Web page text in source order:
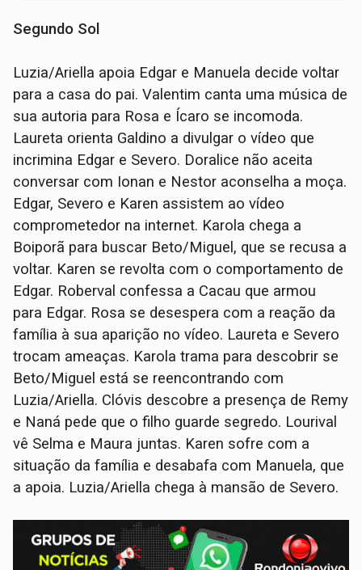
Segundo Sol
Luzia/Ariella apoia Edgar e Manuela decide voltar
para a casa do pai. Valentim canta uma música de
sua autoria para Rosa e Ícaro se incomoda.
Laureta orienta Galdino a divulgar o vídeo que
incrimina Edgar e Severo. Doralice não aceita
conversar com Ionan e Nestor aconselha a moça.
Edgar, Severo e Karen assistem ao vídeo
comprometedor na internet. Karola chega a
Boiporã para buscar Beto/Miguel, que se recusa a
voltar. Karen se revolta com o comportamento de
Edgar. Roberval confessa a Cacau que armou
para Edgar. Rosa se desespera com a reação da
família à sua aparição no vídeo. Laureta e Severo
trocam ameaças. Karola trama para descobrir se
Beto/Miguel está se reencontrando com
Luzia/Ariella. Clóvis descobre a presença de Remy
e Naná pede que o filho guarde segredo. Lourival
vê Selma e Maura juntas. Karen sofre com a
situação da família e desabafa com Manuela, que
a apoia. Luzia/Ariella chega à mansão de Severo.